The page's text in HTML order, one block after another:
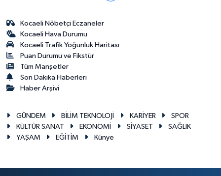
Kocaeli Nöbetçi Eczaneler
Kocaeli Hava Durumu
Kocaeli Trafik Yoğunluk Haritası
Puan Durumu ve Fikstür
Tüm Manşetler
Son Dakika Haberleri
Haber Arşivi
GÜNDEM BİLİM TEKNOLOJİ KARİYER
SPOR
KÜLTÜR SANAT
EKONOMİ SİYASET
SAĞLIK
YAŞAM
EĞİTİM Künye